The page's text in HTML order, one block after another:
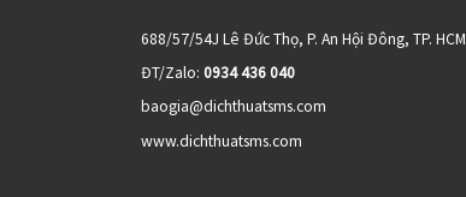
688/57/54J Lê Đức Thọ, P. An Hội Đông, TP. HCM
ĐT/Zalo: 0934 436 040
baogia@dichthuatsms.com
www.dichthuatsms.com